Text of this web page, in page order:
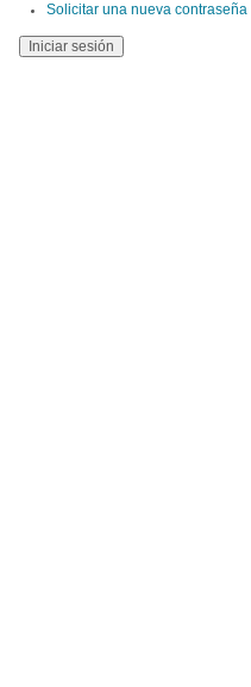
Solicitar una nueva contraseña